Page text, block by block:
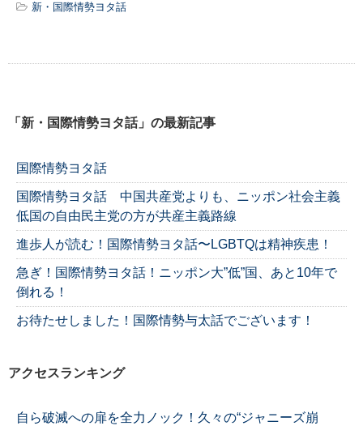
新・国際情勢ヨタ話
「新・国際情勢ヨタ話」の最新記事
国際情勢ヨタ話
国際情勢ヨタ話 中国共産党よりも、ニッポン社会主義
低国の自由民主党の方が共産主義路線
進歩人が読む！国際情勢ヨタ話〜LGBTQは精神疾患！
急ぎ！国際情勢ヨタ話！ニッポン大”低”国、あと10年で
倒れる！
お待たせしました！国際情勢与太話でございます！
アクセスランキング
自ら破滅への扉を全力ノック！久々の“ジャニーズ崩